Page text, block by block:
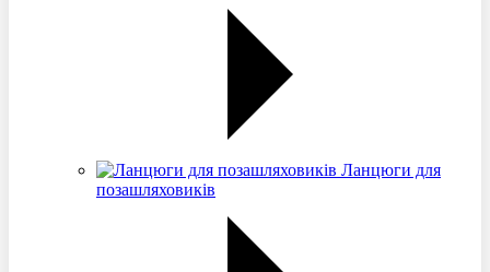
Ланцюги для
позашляховиків